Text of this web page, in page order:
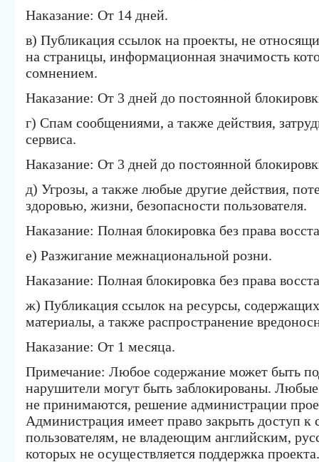
Наказание: От 14 дней.
в) Публикация ссылок на проекты, не
на страницы, информационная значимость
сомнением.
Наказание: От 3 дней до постоянной
г) Спам сообщениями, а также действия,
сервиса.
Наказание: От 3 дней до постоянной
д) Угрозы, а также любые другие действия,
здоровью, жизни, безопасности пользователя.
Наказание: Полная блокировка без права
е) Разжигание межнациональной розни.
Наказание: Полная блокировка без права
ж) Публикация ссылок на ресурсы,
материалы, а также распространение
Наказание: От 1 месяца.
Примечание: Любое содержание может быть
нарушители могут быть заблокированы.
не принимаются, решение администрации
Администрация имеет право закрыть доступ к
пользователям, не владеющим английским,
которых не осуществляется поддержка проекта.